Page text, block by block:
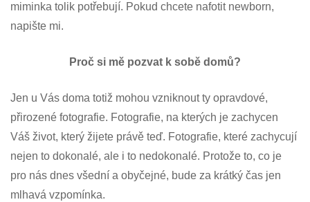
miminka tolik potřebují. Pokud chcete nafotit newborn,
napište mi.
Proč si mě pozvat k sobě domů?
Jen u Vás doma totiž mohou vzniknout ty opravdové,
přirozené fotografie. Fotografie, na kterých je zachycen
Váš život, který žijete právě teď. Fotografie, které zachycují
nejen to dokonalé, ale i to nedokonalé. Protože to, co je
pro nás dnes všední a obyčejné, bude za krátký čas jen
mlhavá vzpomínka.